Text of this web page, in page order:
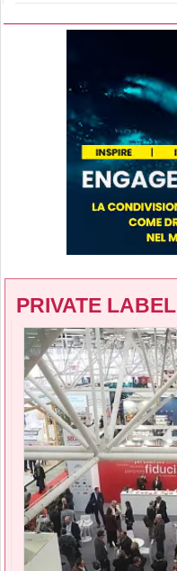
PRIVATE LABEL